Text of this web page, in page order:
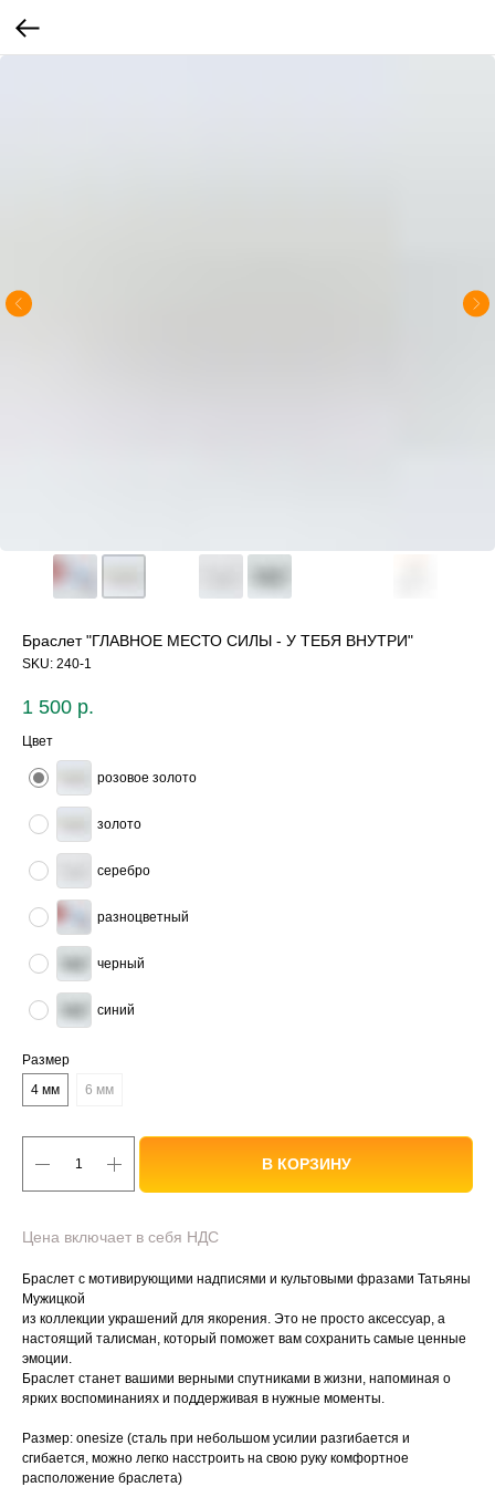
Браслет "ГЛАВНОЕ МЕСТО СИЛЫ - У ТЕБЯ ВНУТРИ"
SKU: 240-1
1 500 р.
Цвет
розовое золото
золото
серебро
разноцветный
черный
синий
Размер
4 мм
6 мм
В КОРЗИНУ
Цена включает в себя НДС
Браслет с мотивирующими надписями и культовыми фразами Татьяны
Мужицкой
из коллекции украшений для якорения. Это не просто аксессуар, а
настоящий талисман, который поможет вам сохранить самые ценные
эмоции.
Браслет станет вашими верными спутниками в жизни, напоминая о
ярких воспоминаниях и поддерживая в нужные моменты.
Размер: onesize (сталь при небольшом усилии разгибается и
сгибается, можно легко насстроить на свою руку комфортное
расположение браслета)